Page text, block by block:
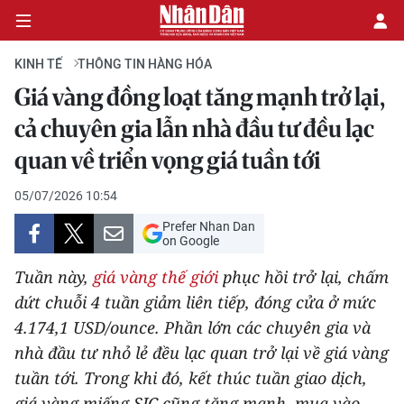
CHÍNH TRỊ
KINH TẾ
VĂN HÓA
XÃ HỘI
PHÁP LUẬT
DU LỊCH
THẾ GIỚI
KINH TẾ THÔNG TIN HÀNG HÓA
Giá vàng đồng loạt tăng mạnh trở lại,
cả chuyên gia lẫn nhà đầu tư đều lạc
quan về triển vọng giá tuần tới
05/07/2026 10:54
Prefer Nhan Dan
on Google
Tuần này, giá vàng thế giới phục hồi trở lại, chấm
dứt chuỗi 4 tuần giảm liên tiếp, đóng cửa ở mức
4.174,1 USD/ounce. Phần lớn các chuyên gia và
nhà đầu tư nhỏ lẻ đều lạc quan trở lại về giá vàng
tuần tới. Trong khi đó, kết thúc tuần giao dịch,